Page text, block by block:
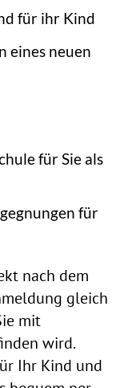
für ihr Kind
eines neuen
für Sie als
für
nach dem
gleich
mit
wird.
Ihr Kind und